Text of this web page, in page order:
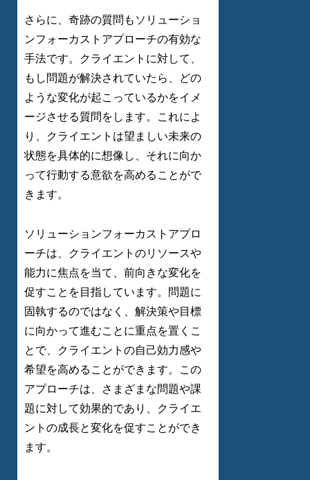
さらに、奇跡の質問もソリューショ
ンフォーカストアプローチの有効な
手法です。クライエントに対して、
もし問題が解決されていたら、どの
ような変化が起こっているかをイメ
ージさせる質問をします。これによ
り、クライエントは望ましい未来の
状態を具体的に想像し、それに向か
って行動する意欲を高めることがで
きます。
ソリューションフォーカストアプロ
ーチは、クライエントのリソースや
能力に焦点を当て、前向きな変化を
促すことを目指しています。問題に
固執するのではなく、解決策や目標
に向かって進むことに重点を置くこ
とで、クライエントの自己効力感や
希望を高めることができます。この
アプローチは、さまざまな問題や課
題に対して効果的であり、クライエ
ントの成長と変化を促すことができ
ます。